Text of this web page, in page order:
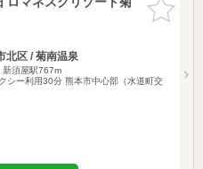
りに追加
北区 / 菊南温泉
新須屋駅767m
シー利用30分 熊本市中心部（水道町交